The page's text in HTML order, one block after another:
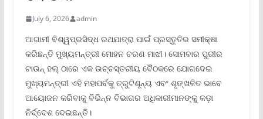
July 6, 2026 admin
ଆଗାମୀ ବିଶ୍ୱପ୍ରସିଦ୍ଧ ରଥଯାତ୍ରା ପାଇଁ ପ୍ରସ୍ତୁତିର ସମୀକ୍ଷା
କରିଛନ୍ତି ମୁଖ୍ୟମନ୍ତ୍ରୀ ମୋହନ ଚରଣ ମାଝୀ। ସୋମବାର ପୁରୀର
ଟାଉନ୍ ହଲ୍ ଠାରେ ଏକ ଉଚ୍ଚସ୍ତରୀୟ ବୈଠକରେ ଯୋଗଦେଇ
ମୁଖ୍ୟମନ୍ତ୍ରୀ ଏହି ମହାପର୍ବକୁ ତ୍ରୁଟିଶୂନ୍ୟ ଏବଂ ଶୃଙ୍ଖଳିତ ଭାବେ
ଆୟୋଜନ କରିବାକୁ ବିଭିନ୍ନ ବିଭାଗର ଅଧିକାରୀମାନଙ୍କୁ କଡ଼ା
ନିର୍ଦ୍ଦେଶ ଦେଇଛନ୍ତି।